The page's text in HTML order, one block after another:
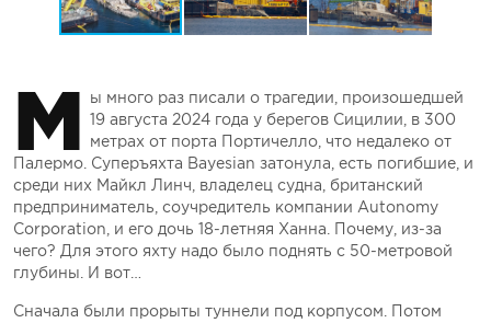
М
ы много раз писали о трагедии, произошедшей
19 августа 2024 года у берегов Сицилии, в 300
метрах от порта Портичелло, что недалеко от
Палермо. Суперъяхта Bayesian затонула, есть погибшие, и
среди них Майкл Линч, владелец судна, британский
предприниматель, соучредитель компании Autonomy
Corporation, и его дочь 18-летняя Ханна. Почему, из-за
чего? Для этого яхту надо было поднять с 50-метровой
глубины. И вот…
Сначала были прорыты туннели под корпусом. Потом